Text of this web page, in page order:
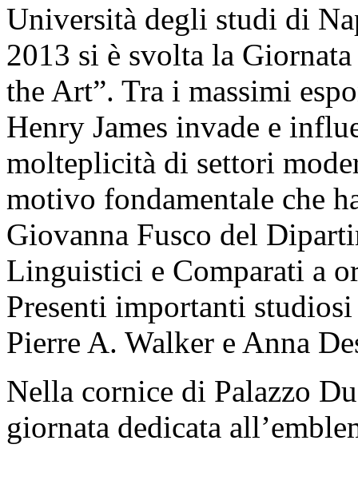
Università degli studi di
2013 si è svolta la
the Art”. Tra i massimi
Henry James invade e
molteplicità di settori
motivo fondamentale che
Giovanna Fusco del
Linguistici e Comparati a
Presenti importanti
Pierre A. Walker e Anna
Nella cornice di Palazzo
giornata dedicata